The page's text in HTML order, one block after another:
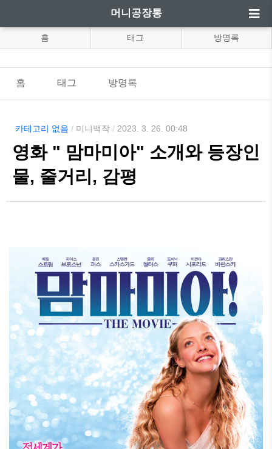
머니공장통
홈 태그 방명록
홈 태그 방명록
카테고리 없음 / 미니백작 / 2023. 3. 26. 00:48
영화 " 맘마미아" 소개와 등장인
물, 줄거리, 감평